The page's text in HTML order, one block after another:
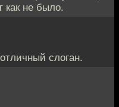
как не было.
слоган.